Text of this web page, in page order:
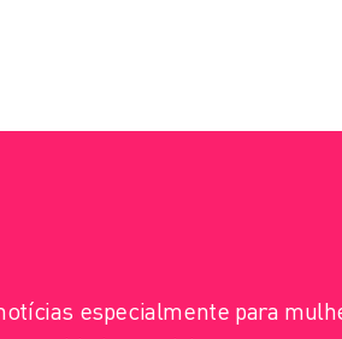
especialmente para